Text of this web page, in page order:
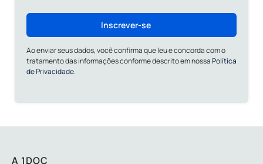
Inscrever-se
Ao enviar seus dados, você confirma que leu e concorda com o
tratamento das informações conforme descrito em nossaPolítica
de Privacidade.
A 1DOC